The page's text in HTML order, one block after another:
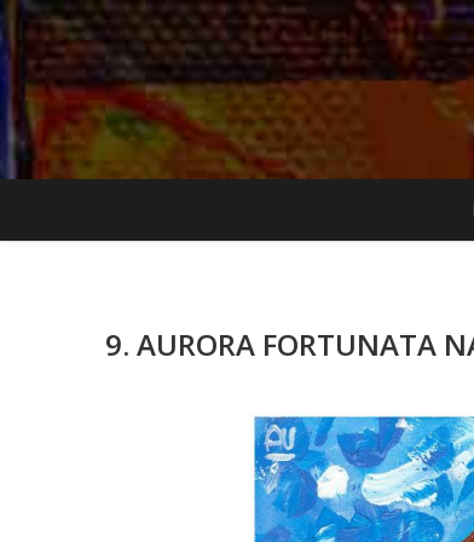
Skip
to
content
9. AURORA FORTUNATA